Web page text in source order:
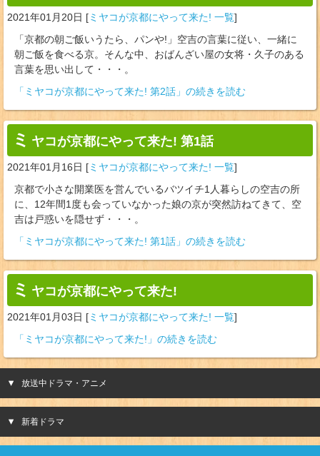
2021年01月20日 [ミヤコが京都にやって来た! 一覧]
「京都の朝ご飯いうたら、パンや!」空吉の言葉に従い、一緒に
朝ご飯を食べる京。そんな中、おばんざい屋の女将・久子のある
言葉を思い出して・・・。
「ミヤコが京都にやって来た! 第2話」の続きを読む
ミ ヤコが京都にやって来た! 第1話
2021年01月16日 [ミヤコが京都にやって来た! 一覧]
京都で小さな開業医を営んでいるバツイチ1人暮らしの空吉の所
に、12年間1度も会っていなかった娘の京が突然訪ねてきて、空
吉は戸惑いを隠せず・・・。
「ミヤコが京都にやって来た! 第1話」の続きを読む
ミ ヤコが京都にやって来た!
2021年01月03日 [ミヤコが京都にやって来た! 一覧]
「ミヤコが京都にやって来た!」の続きを読む
放送中ドラマ・アニメ
新着ドラマ